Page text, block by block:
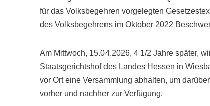
für das Volksbegehren vorgelegten
des Volksbegehrens im Oktober 2022
Am Mittwoch, 15.04.2026, 4 1/2 Jahre später,
Staatsgerichtshof des Landes Hessen in
vor Ort eine Versammlung abhalten, um
vorher und nachher zur Verfügung.